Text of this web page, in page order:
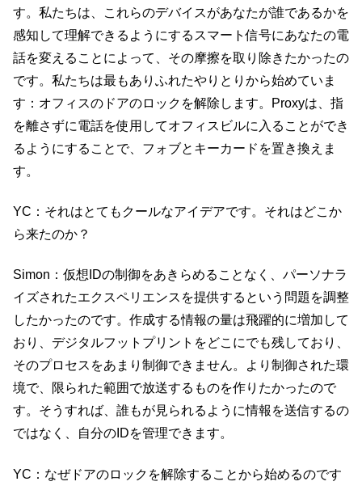
す。私たちは、これらのデバイスがあなたが誰であるかを
感知して理解できるようにするスマート信号にあなたの電
話を変えることによって、その摩擦を取り除きたかったの
です。私たちは最もありふれたやりとりから始めていま
す：オフィスのドアのロックを解除します。Proxyは、指
を離さずに電話を使用してオフィスビルに入ることができ
るようにすることで、フォブとキーカードを置き換えま
す。
YC：それはとてもクールなアイデアです。それはどこか
ら来たのか？
Simon：仮想IDの制御をあきらめることなく、パーソナラ
イズされたエクスペリエンスを提供するという問題を調整
したかったのです。作成する情報の量は飛躍的に増加して
おり、デジタルフットプリントをどこにでも残しており、
そのプロセスをあまり制御できません。より制御された環
境で、限られた範囲で放送するものを作りたかったので
す。そうすれば、誰もが見られるように情報を送信するの
ではなく、自分のIDを管理できます。
YC：なぜドアのロックを解除することから始めるのです